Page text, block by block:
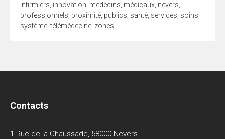
infirmiers innovation médecins médicaux nevers
professionnels proximité publics santé services soins
système ,télémédecine zones
Contacts
1 Rue de la Chaussade, 58000 Nevers